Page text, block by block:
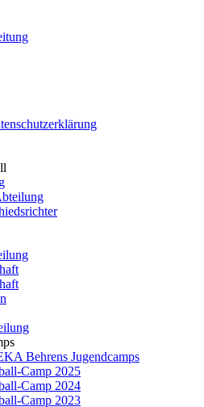
Behrens Jugendcamps
Camp 2025
Camp 2024
Camp 2023